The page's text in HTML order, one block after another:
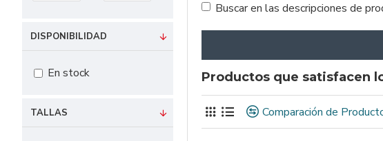
TALLAS
DISPONIBILIDAD
En stock
Buscar en las descripciones de
Productos que satisfacen
Comparación de